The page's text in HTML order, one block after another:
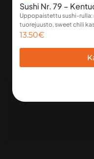
Sushi Nr. 79 –
Uppopaistettu sushi-rulla:
tuorejuusto, sweet chili
13.50€